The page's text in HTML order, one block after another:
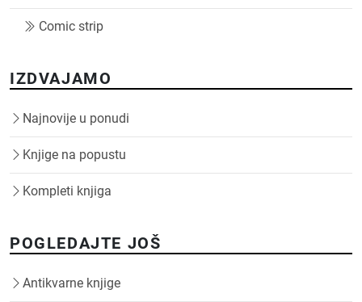
Comic strip
IZDVAJAMO
Najnovije u ponudi
Knjige na popustu
Kompleti knjiga
POGLEDAJTE JOŠ
Antikvarne knjige